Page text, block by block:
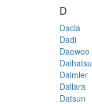
D
Dacia
Dadi
Daewoo
Daihatsu
Daimler
Dallara
Datsun